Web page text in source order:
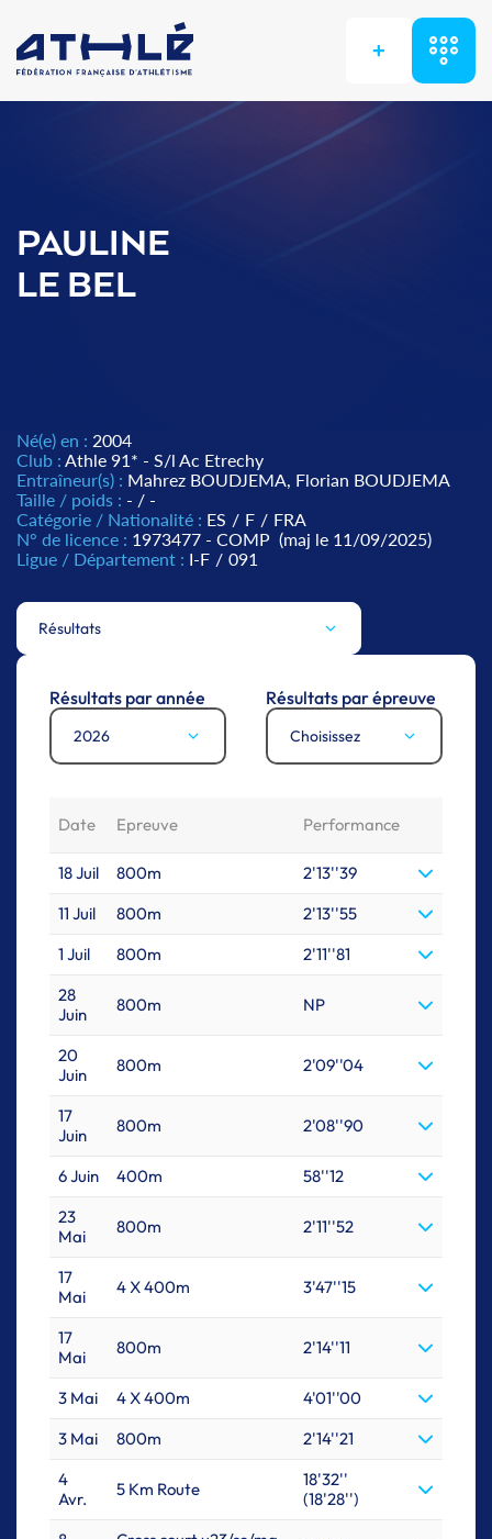
+
PAULINE
LE BEL
Né(e) en : 2004
Club : Athle 91* - S/l Ac Etrechy
Entraîneur(s) : Mahrez BOUDJEMA, Florian BOUDJEMA
Taille / poids : - / -
Catégorie / Nationalité : ES / F / FRA
N° de licence : 1973477 - COMP (maj le 11/09/2025)
Ligue / Département : I-F / 091
Résultats
Résultats par année
2026
Résultats par épreuve
Choisissez
Date Epreuve Performance
18 Juil 800m
2'13''39
11 Juil
800m
2'13''55
1 Juil
800m
2'11''81
28
Juin
800m NP
20
Juin
800m 2'09''04
17
Juin
800m 2'08''90
6 Juin 400m
58''12
23
Mai
800m 2'11''52
17
Mai
4 X 400m 3'47''15
17
Mai
800m 2'14''11
3 Mai 4 X 400m
4'01''00
3 Mai
800m
2'14''21
4
Avr.
5 Km Route
18'32''
(18'28'')